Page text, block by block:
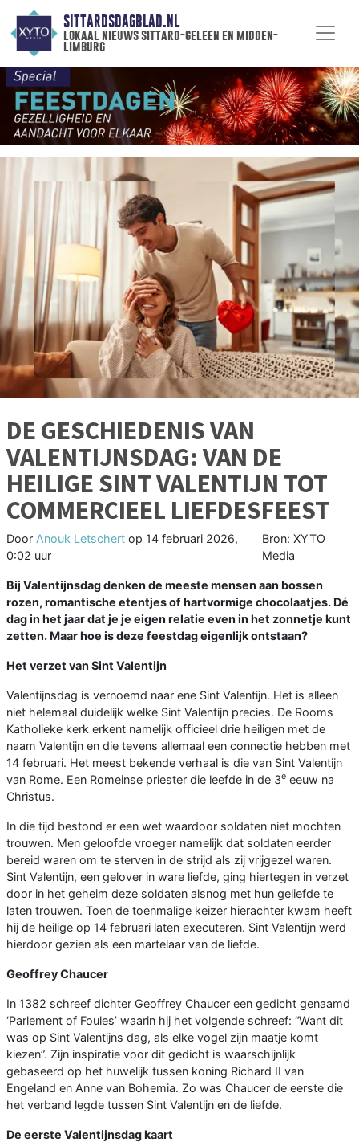
SITTARDSDAGBLAD.NL
lokaal nieuws sittard-geleen en midden-
limburg
DE GESCHIEDENIS VAN
VALENTIJNSDAG: VAN DE
HEILIGE SINT VALENTIJN TOT
COMMERCIEEL LIEFDESFEEST
Door Anouk Letschert op 14 februari 2026,
0:02 uur
Bron: XYTO
Media
Bij Valentijnsdag denken de meeste mensen aan bossen
rozen, romantische etentjes of hartvormige chocolaatjes. Dé
dag in het jaar dat je je eigen relatie even in het zonnetje kunt
zetten. Maar hoe is deze feestdag eigenlijk ontstaan?
Het verzet van Sint Valentijn
Valentijnsdag is vernoemd naar ene Sint Valentijn. Het is alleen
niet helemaal duidelijk welke Sint Valentijn precies. De Rooms
Katholieke kerk erkent namelijk officieel drie heiligen met de
naam Valentijn en die tevens allemaal een connectie hebben met
14 februari. Het meest bekende verhaal is die van Sint Valentijn
van Rome. Een Romeinse priester die leefde in de 3e eeuw na
Christus.
In die tijd bestond er een wet waardoor soldaten niet mochten
trouwen. Men geloofde vroeger namelijk dat soldaten eerder
bereid waren om te sterven in de strijd als zij vrijgezel waren.
Sint Valentijn, een gelover in ware liefde, ging hiertegen in verzet
door in het geheim deze soldaten alsnog met hun geliefde te
laten trouwen. Toen de toenmalige keizer hierachter kwam heeft
hij de heilige op 14 februari laten executeren. Sint Valentijn werd
hierdoor gezien als een martelaar van de liefde.
Geoffrey Chaucer
In 1382 schreef dichter Geoffrey Chaucer een gedicht genaamd
‘Parlement of Foules’ waarin hij het volgende schreef: “Want dit
was op Sint Valentijns dag, als elke vogel zijn maatje komt
kiezen”. Zijn inspiratie voor dit gedicht is waarschijnlijk
gebaseerd op het huwelijk tussen koning Richard II van
Engeland en Anne van Bohemia. Zo was Chaucer de eerste die
het verband legde tussen Sint Valentijn en de liefde.
De eerste Valentijnsdag kaart